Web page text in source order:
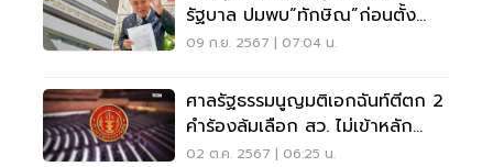
รัฐบาล ปมพบ“ทักษิณ”ก่อนตั้ง
รัฐบาลแพทองธาร
09 ก.ย. 2567 | 07:04 น.
ศาลรัฐธรรมนูญมติเอกฉันท์ตีตก 2
คำร้องล้มเลือก สว. ไม่เข้าหลัก
เกณฑ์ตามก.ม.
02 ต.ค. 2567 | 06:25 น.